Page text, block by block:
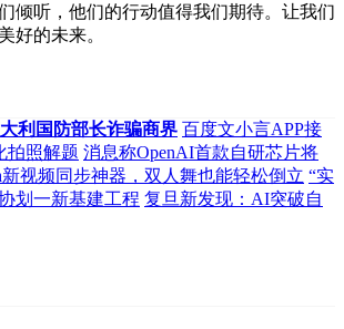
倾听，他们的行动值得我们期待。让我们
好的未来。
利国防部长诈骗商界 百度文小言APP接
拍照解题 消息称OpenAI首款自研芯片将
新视频同步神器，双人舞也能轻松倒立 “实
划一新基建工程 复旦新发现：AI突破自